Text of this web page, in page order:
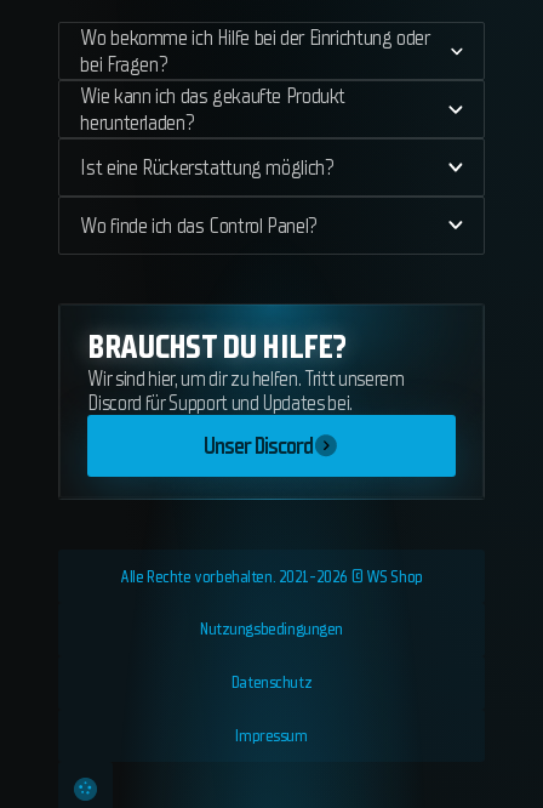
Wo bekomme ich Hilfe bei der Einrichtung oder
bei Fragen?
Wie kann ich das gekaufte Produkt
herunterladen?
Ist eine Rückerstattung möglich?
Wo finde ich das Control Panel?
BRAUCHST DU HILFE?
Wir sind hier, um dir zu helfen. Tritt unserem
Discord für Support und Updates bei.
Unser Discord
Alle Rechte vorbehalten. 2021-2026 © WS Shop
Nutzungsbedingungen
Datenschutz
Impressum